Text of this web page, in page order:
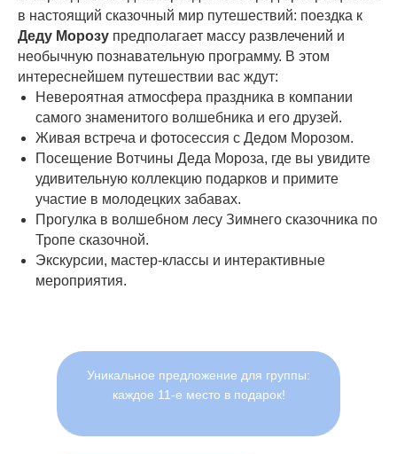
в настоящий сказочный мир путешествий: поездка к
Деду Морозу предполагает массу развлечений и
необычную познавательную программу. В этом
интереснейшем путешествии вас ждут:
Невероятная атмосфера праздника в компании
самого знаменитого волшебника и его друзей.
Живая встреча и фотосессия с Дедом Морозом.
Посещение Вотчины Деда Мороза, где вы увидите
удивительную коллекцию подарков и примите
участие в молодецких забавах.
Прогулка в волшебном лесу Зимнего сказочника по
Тропе сказочной.
Экскурсии, мастер-классы и интерактивные
мероприятия.
Уникальное предложение для группы:
каждое 11-е место в подарок!